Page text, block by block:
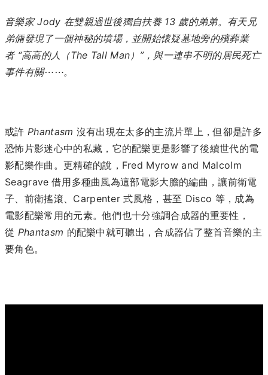
音樂家 Jody 在雙親過世後獨自扶養 13 歲的弟弟。有天兄
弟倆發現了一個神秘的墳場，並開始懷疑墓地旁的殯葬業
者 “高高的人（The Tall Man）”，與一連串不明的居民死亡
事件有關⋯⋯。
或許 Phantasm 沒有出現在太多的主流片單上，但卻是許多
恐怖片影迷心中的私藏，它的配樂更是影響了後續世代的電
影配樂作曲。更精確的說，Fred Myrow and Malcolm
Seagrave 借用多種曲風為這部電影大膽的編曲，讓前衛電
子、前衛搖滾、Carpenter 式風格，甚至 Disco 等，成為
電影配樂常用的元素。他們也十分強調合成器的重要性，
從 Phantasm 的配樂中就可聽出，合成器佔了整首音樂的主
要角色。